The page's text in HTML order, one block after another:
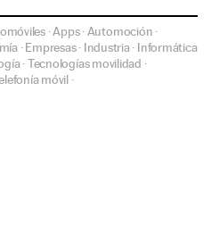
·Apps·Automoción ·
·Empresas· Industria· Informática
·Tecnologías movilidad ·
móvil ·